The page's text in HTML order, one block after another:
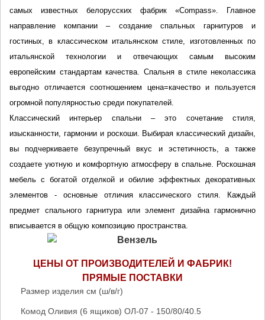
самых известных белорусских фабрик «Compass». Главное
направление компании – создание спальных гарнитуров и
гостиных, в классическом итальянском стиле, изготовленных по
итальянской технологии и отвечающих самым высоким
европейским стандартам качества. Спальня в стиле неколассика
выгодно отличается соотношением цена=качество и пользуется
огромной популярностью среди покупателей.
Классический интерьер спальни – это сочетание стиля,
изысканности, гармонии и роскоши. Выбирая классический дизайн,
вы подчеркиваете безупречный вкус и эстетичность, а также
создаете уютную и комфортную атмосферу в спальне. Роскошная
мебель с богатой отделкой и обилие эффектных декоративных
элементов - основные отличия классического стиля. Каждый
предмет спального гарнитура или элемент дизайна гармонично
вписывается в общую композицию пространства.
ЦЕНЫ ОТ ПРОИЗВОДИТЕЛЕЙ И ФАБРИК!
ПРЯМЫЕ ПОСТАВКИ
Размер изделия см (ш/в/г)
Комод Оливия (6 ящиков) ОЛ-07 - 150/80/40.5